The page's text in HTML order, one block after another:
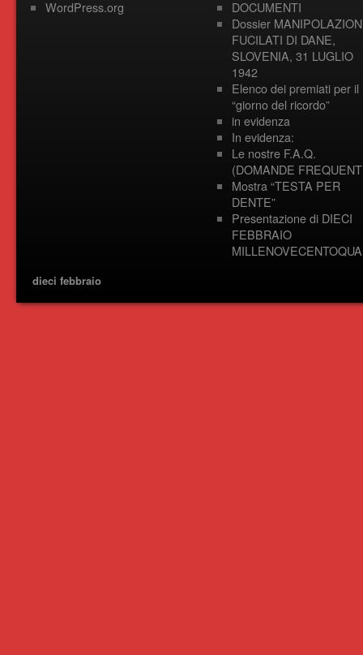
WordPress.org
DOCUMENTI
Dossier
FUCILATI DI DANE,
SLOVENIA, 31 LUGLIO
1942
Elenco dei premiati per il
“giorno del ricordo”
in evidenza
In evidenza:
Le nostre F.A.Q.
(DOMANDE
Mostra “TESTA PER
DENTE”
Presentazione di DIECI
FEBBRAIO
dieci febbraio